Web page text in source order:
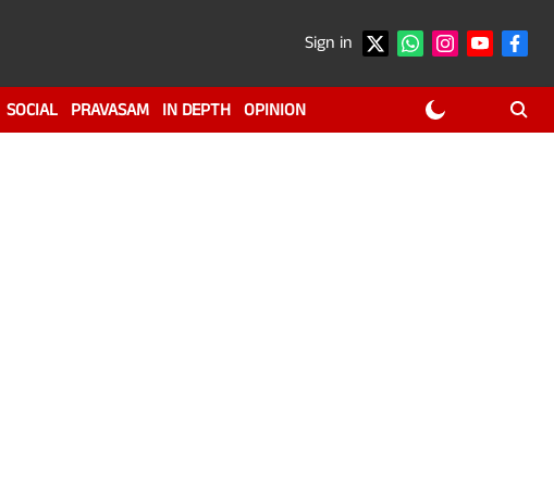
Sign in
SOCIAL PRAVASAM IN DEPTH OPINION